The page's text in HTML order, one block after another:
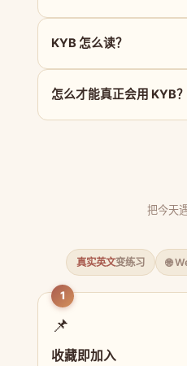
KYB 怎么读？
怎么才能真正会用 KYB？
把今天
真实英文变练习 🌐
1
📌
收藏即加入